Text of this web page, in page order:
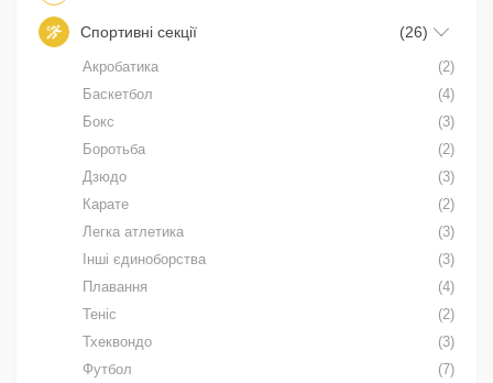
Спортивні секції (26)
Акробатика
(2)
Баскетбол
(4)
Бокс
(3)
Боротьба
(2)
Дзюдо
(3)
Карате
(2)
Легка атлетика
(3)
Інші єдиноборства
(3)
Плавання
(4)
Теніс
(2)
Тхеквондо
(3)
Футбол
(7)